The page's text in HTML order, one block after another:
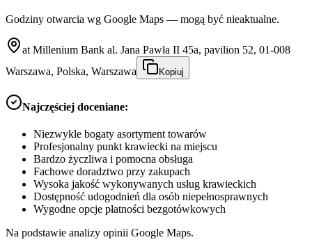
Godziny otwarcia wg Google Maps — mogą być nieaktualne.
at Millenium Bank al. Jana Pawła II 45a, pavilion 52, 01-008
Warszawa, Polska, Warszawa
Kopiuj
Najczęściej doceniane:
Niezwykle bogaty asortyment towarów
Profesjonalny punkt krawiecki na miejscu
Bardzo życzliwa i pomocna obsługa
Fachowe doradztwo przy zakupach
Wysoka jakość wykonywanych usług krawieckich
Dostępność udogodnień dla osób niepełnosprawnych
Wygodne opcje płatności bezgotówkowych
Na podstawie analizy opinii Google Maps.